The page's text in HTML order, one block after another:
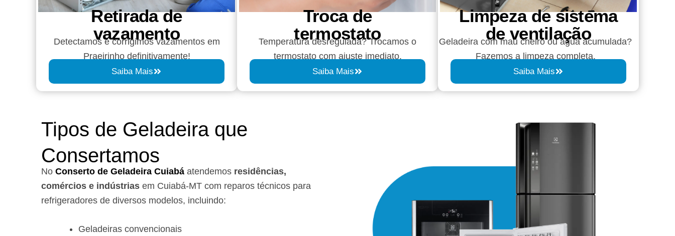
Retirada de
vazamento​​
Detectamos e corrigimos vazamentos em
Praeirinho definitivamente!
Saiba Mais
Troca de
termostato
Temperatura desregulada? Trocamos o
termostato com ajuste imediato.
Saiba Mais
Limpeza de sistema
de ventilação
Geladeira com mau cheiro ou água acumulada?
Fazemos a limpeza completa.
Saiba Mais
Tipos de Geladeira que
Consertamos
No Conserto de Geladeira Cuiabá atendemos residências,
comércios e indústrias em Cuiabá-MT com reparos técnicos para
refrigeradores de diversos modelos, incluindo:
Geladeiras convencionais